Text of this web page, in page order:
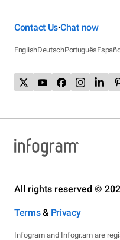
Contact Us•Chat now
EnglishDeutschPortuguês
All rights reserved ©
Terms& Privacy
Infogram and Infogr.am are